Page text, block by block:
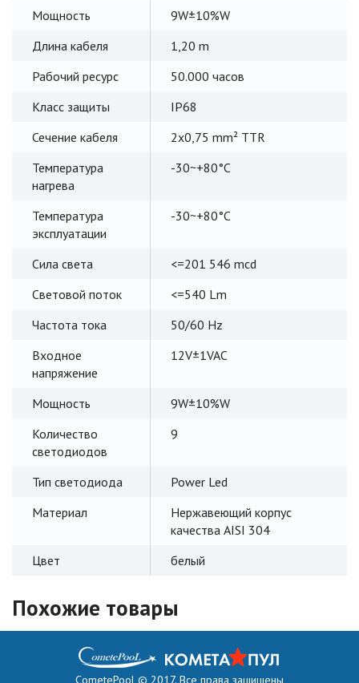
Мощность
9W±10%W
Длина кабеля
1,20 m
Рабочий ресурс
50.000 часов
Класс защиты
IP68
Сечение кабеля
2x0,75 mm² TTR
Температура
нагрева
-30~+80°C
Температура
эксплуатации
-30~+80°C
Сила света
<=201 546 mcd
Световой поток
<=540 Lm
Частота тока
50/60 Hz
Входное
напряжение
12V±1VAC
Мощность
9W±10%W
Количество
светодиодов
9
Тип светодиода
Power Led
Материал
Нержавеющий корпус
качества AISI 304
Цвет
белый
Похожие товары
CometePool © 2017. Все права защищены